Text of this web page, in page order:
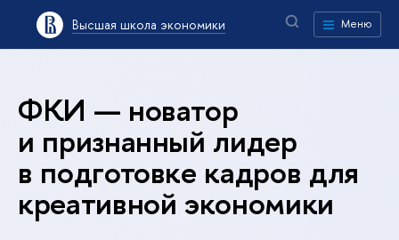
Высшая школа экономики Меню
ФКИ — новатор
и признанный лидер
в подготовке кадров для
креативной экономики